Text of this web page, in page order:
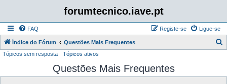
forumtecnico.iave.pt
FAQ Ligue-se
Registe-se
Índice do Fórum Questões Mais Frequentes
q
Tópicos sem resposta Tópicos ativos
Questões Mais Frequentes